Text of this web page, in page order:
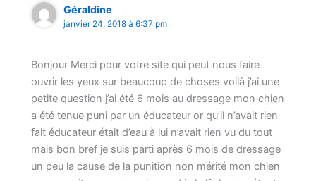
Géraldine
janvier 24, 2018 à 6:37 pm
Bonjour Merci pour votre site qui peut nous faire
ouvrir les yeux sur beaucoup de choses voilà j’ai une
petite question j’ai été 6 mois au dressage mon chien
a été tenue puni par un éducateur or qu’il n’avait rien
fait éducateur était d’eau à lui n’avait rien vu du tout
mais bon bref je suis parti après 6 mois de dressage
un peu la cause de la punition non mérité mon chien